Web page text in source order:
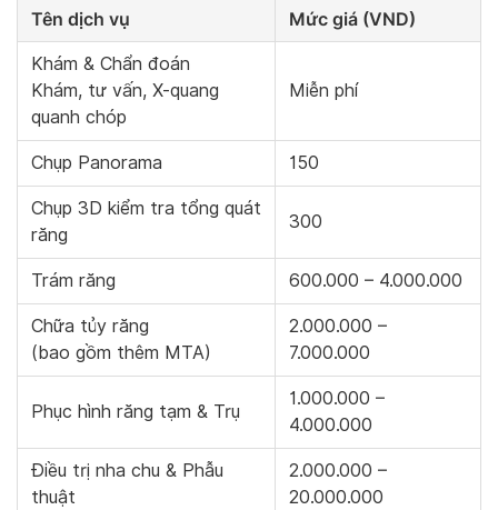
Tên dịch vụ Mức giá (VND)
Khám & Chẩn đoán
Khám, tư vấn, X-quang
quanh chóp
Miễn phí
Chụp Panorama 150
Chụp 3D kiểm tra tổng quát
răng
300
Trám răng 600.000 – 4.000.000
Chữa tủy răng
(bao gồm thêm MTA)
2.000.000 –
7.000.000
Phục hình răng tạm & Trụ
1.000.000 –
4.000.000
Điều trị nha chu & Phẫu
thuật
2.000.000 –
20.000.000